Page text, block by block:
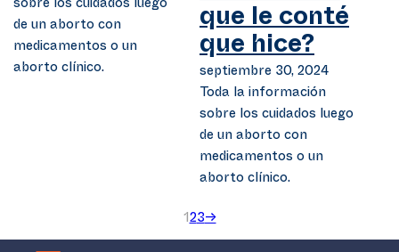
sobre los cuidados luego
de un aborto con
medicamentos o un
aborto clínico.
que le conté
que hice?
septiembre 30, 2024
Toda la información
sobre los cuidados luego
de un aborto con
medicamentos o un
aborto clínico.
2 3 →